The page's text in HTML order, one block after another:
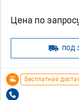
Цена по
ПОД
Бесплатная